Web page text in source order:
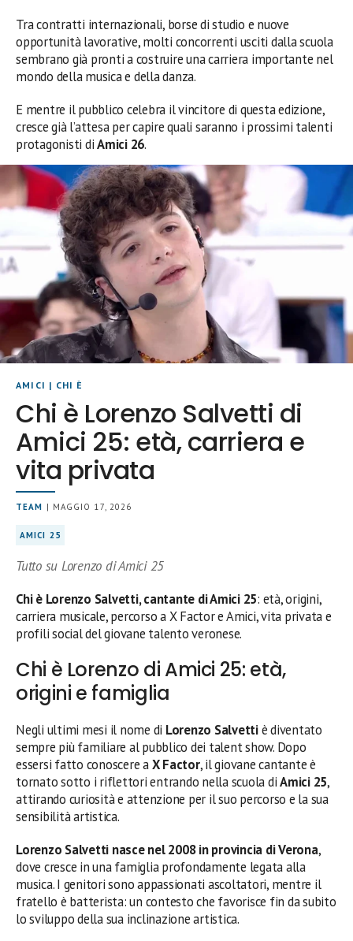
Tra contratti internazionali, borse di studio e nuove
opportunità lavorative, molti concorrenti usciti dalla scuola
sembrano già pronti a costruire una carriera importante nel
mondo della musica e della danza.
E mentre il pubblico celebra il vincitore di questa edizione,
cresce già l’attesa per capire quali saranno i prossimi talenti
protagonisti diAmici 26.
AMICI | CHI È
Chi è Lorenzo Salvetti di
Amici 25: età, carriera e
vita privata
TEAM | MAGGIO 17, 2026
AMICI 25
Tutto su Lorenzo di Amici 25
Chi è Lorenzo Salvetti, cantante di Amici 25: età, origini,
carriera musicale, percorso a X Factor e Amici, vita privata e
profili social del giovane talento veronese.
Chi è Lorenzo di Amici 25: età,
origini e famiglia
Negli ultimi mesi il nome di Lorenzo Salvettiè diventato
sempre più familiare al pubblico dei talent show. Dopo
essersi fatto conoscere aX Factor, il giovane cantante è
tornato sotto i riflettori entrando nella scuola diAmici 25,
attirando curiosità e attenzione per il suo percorso e la sua
sensibilità artistica.
Lorenzo Salvetti nasce nel 2008 in provincia di Verona,
dove cresce in una famiglia profondamente legata alla
musica. I genitori sono appassionati ascoltatori, mentre il
fratello è batterista: un contesto che favorisce fin da subito
lo sviluppo della sua inclinazione artistica.